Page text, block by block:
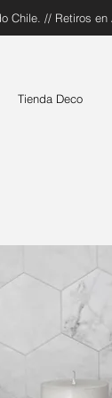
Chile. // Retiros
Tienda Deco